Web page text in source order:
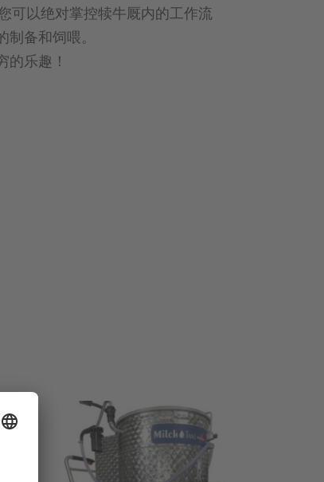
可以绝对掌控犊牛厩内的工作流
备和饲喂。
的乐趣！